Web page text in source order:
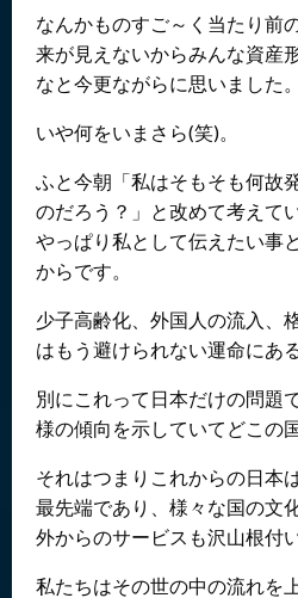
なんかものすご～く当たり前
来が見えないからみんな資産
なと今更ながらに思いました。
いや何をいまさら(笑)。
ふと今朝「私はそもそも何故
のだろう？」と改めて考えて
やっぱり私として伝えたい事
からです。
少子高齢化、外国人の流入、
はもう避けられない運命にあ
別にこれって日本だけの問題
様の傾向を示していてどこの
それはつまりこれからの日本
最先端であり、様々な国の文
外からのサービスも沢山根付
私たちはその世の中の流れを